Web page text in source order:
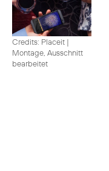
Credits: Placeit |
Montage, Ausschnitt
bearbeitet